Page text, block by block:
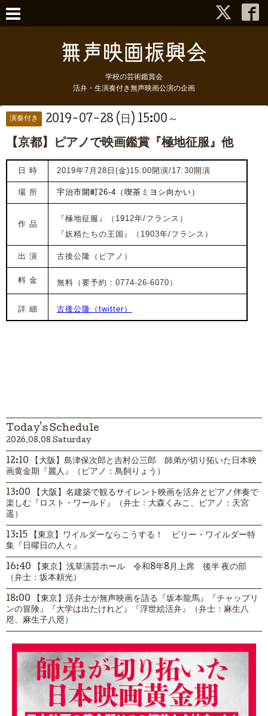
学校の芸術鑑賞会
活弁・生演奏付き無声映画公演の企画
演奏付き 2019-07-28 (日) 15:00～
【京都】ピアノで映画鑑賞『極地征服』他
日 時 2019年7月28日(金)15:00開演/17:30開演
場 所 宇治市開町26-4（喫茶ミヨシ向かい）
作 品
『極地征服』（1912年/フランス）
『妖精たちの王国』
（1903年/フランス）
出 演 古後公隆（ピアノ）
料 金 無料（要予約：0774-26-6070）
詳 細 古後公隆（twitter）
Today's Schedule
2026.08.08 Saturday
12:10 【大阪】島津保次郎と吉村公三郎 師弟が切り拓いた日本映
画黄金期『麗人』（ピアノ：鳥飼りょう）
13:00 【大阪】名建築で観るサイレント映画を活弁とピアノ伴奏で
楽しむ『ロスト・ワールド』（弁士：大森くみこ、ピアノ：天宮
遥）
13:15 【東京】ワイルダーならこうする！ ビリー・ワイルダー特
集『日曜日の人々』
16:40 【東京】浅草演芸ホール 令和8年8月上席 後半 夜の部
（弁士：坂本頼光）
18:00 【東京】活弁士が無声映画を語る『坂本龍馬』『チャップリ
ンの冒険』『大学は出たけれど』『浮世絵活弁』（弁士：麻生八
咫、麻生子八咫）